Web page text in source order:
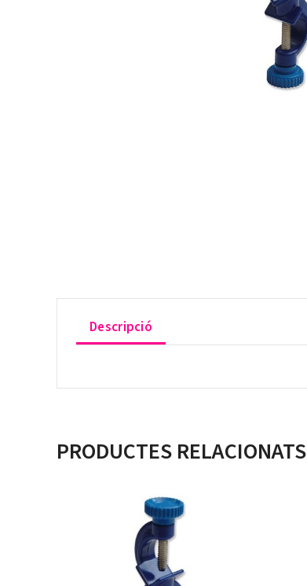
Descripció
PRODUCTES RELACIONATS